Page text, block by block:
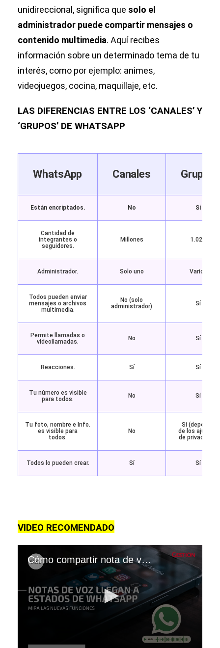
unidireccional, significa que solo el
administrador puede compartir mensajes o
contenido multimedia. Aquí recibes
información sobre un determinado tema de tu
interés, como por ejemplo: animes,
videojuegos, cocina, maquillaje, etc.
LAS DIFERENCIAS ENTRE LOS ‘CANALES’ Y
‘GRUPOS’ DE WHATSAPP
WhatsApp Canales Grupos
Están encriptados. No Sí
Cantidad de
integrantes o
seguidores.
Millones 1.024
Administrador. Solo uno Varios
Todos pueden enviar
mensajes o archivos
multimedia.
No (solo
administrador)
Sí
Permite llamadas o
videollamadas.
No Sí
Reacciones. Sí Sí
Tu número es visible
para todos.
No Sí
Tu foto, nombre e Info.
es visible para
todos.
No
Si (depende
de los ajustes
de privacidad)
Todos lo pueden crear. Sí Sí
VIDEO RECOMENDADO
Cómo compartir nota de voz en los estados de WhatsApp